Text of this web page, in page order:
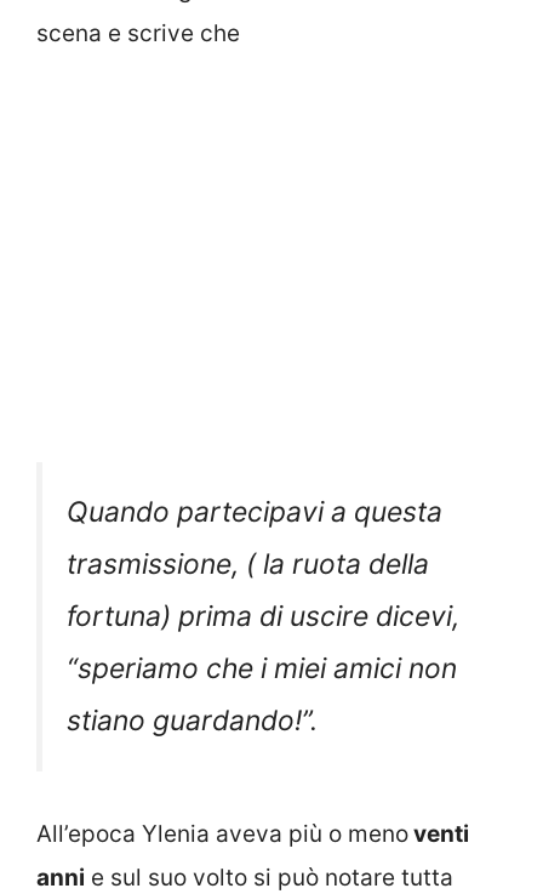
scena e scrive che
Quando partecipavi a questa
trasmissione, ( la ruota della
fortuna) prima di uscire dicevi,
“speriamo che i miei amici non
stiano guardando!”.
All’epoca Ylenia aveva più o menoventi
anni e sul suo volto si può notare tutta